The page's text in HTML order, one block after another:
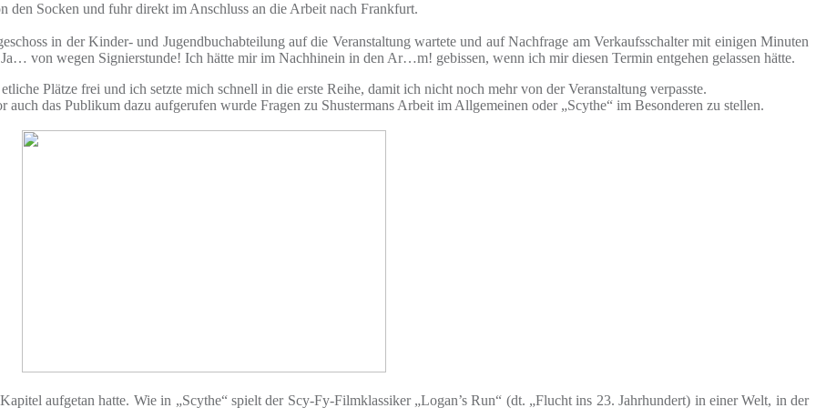
den Socken und fuhr direkt im Anschluss an die Arbeit nach Frankfurt.
in der Kinder- und Jugendbuchabteilung auf die Veranstaltung wartete und auf Nachfrage am Verkaufsschalter mit einigen Minuten
von wegen Signierstunde! Ich hätte mir im Nachhinein in den Ar…m! gebissen, wenn ich mir diesen Termin entgehen gelassen hätte.
Plätze frei und ich setzte mich schnell in die erste Reihe, damit ich nicht noch mehr von der Veranstaltung verpasste.
das Publikum dazu aufgerufen wurde Fragen zu Shustermans Arbeit im Allgemeinen oder „Scythe“ im Besonderen zu stellen.
aufgetan hatte. Wie in „Scythe“ spielt der Scy-Fy-Filmklassiker „Logan’s Run“ (dt. „Flucht ins 23. Jahrhundert) in einer Welt, in der